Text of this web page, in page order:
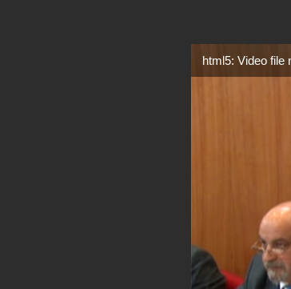
html5: Video file